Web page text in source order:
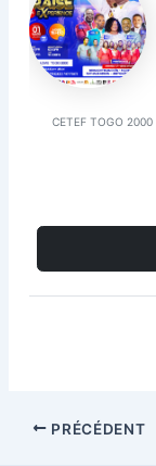
JERICHO
CETEF TOGO 2000
PRÉCÉDENT